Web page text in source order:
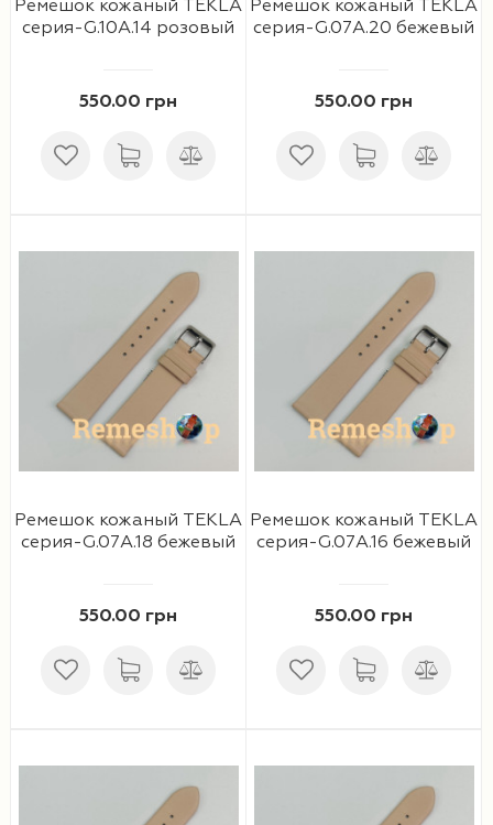
Ремешок кожаный TEKLA
серия-G.10A.14 розовый
550.00 грн
Ремешок кожаный TEKLA
серия-G.07A.20 бежевый
550.00 грн
Ремешок кожаный TEKLA
серия-G.07A.18 бежевый
550.00 грн
Ремешок кожаный TEKLA
серия-G.07A.16 бежевый
550.00 грн